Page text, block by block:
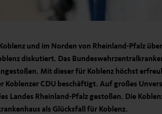
und im Norden von Rheinland-Pfalz
diskutiert. Das
Mit dieser für Koblenz höchst
Koblenzer CDU beschäftigt. Auf großes
Landes Rheinland-Pfalz gestoßen. Die
als Glücksfall für Koblenz.